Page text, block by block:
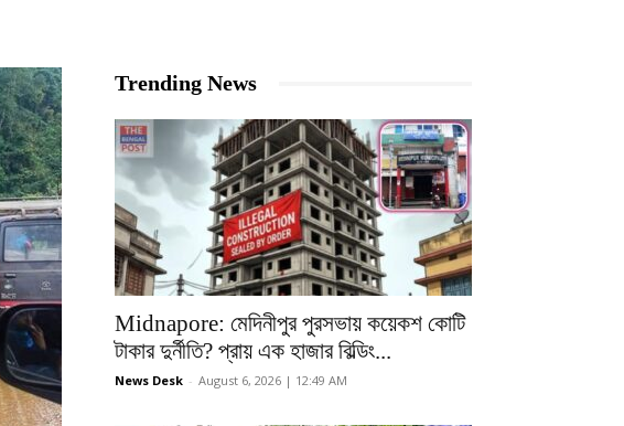
Trending News
Midnapore: মেদিনীপুর পুরসভায় কয়েকশ কোটি
টাকার দুর্নীতি? প্রায় এক হাজার বিল্ডিং...
News Desk - August 6, 2026 | 12:49 AM